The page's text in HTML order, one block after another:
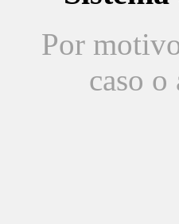
Por
caso o